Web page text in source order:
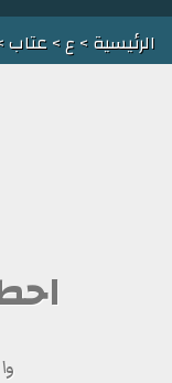
الرئيسية>ع>عتاب